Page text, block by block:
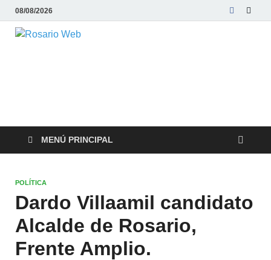
08/08/2026
MENÚ PRINCIPAL
POLÍTICA
Dardo Villaamil candidato
Alcalde de Rosario,
Frente Amplio.